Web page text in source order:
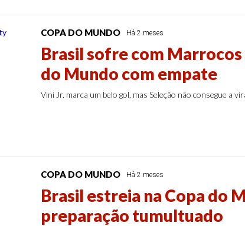
COPA DO MUNDO Há 2 meses
Brasil sofre com Marrocos
do Mundo com empate
Vini Jr. marca um belo gol, mas Seleção não consegue a
COPA DO MUNDO Há 2 meses
Brasil estreia na Copa do
preparação tumultuado